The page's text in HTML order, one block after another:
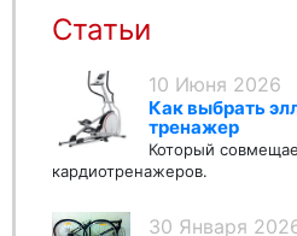
Статьи
10 Июня 2026
Как выбрать
тренажер
Который
кардиотренажеров.
30 Января